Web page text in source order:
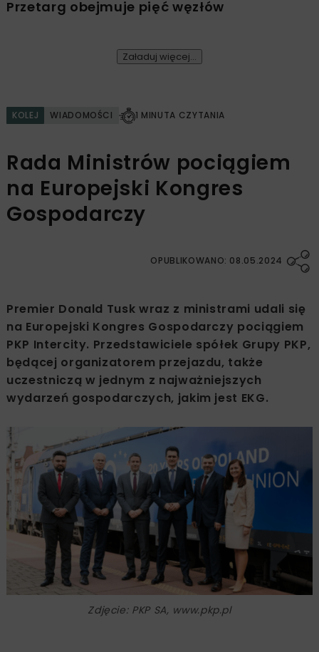
Przetarg obejmuje pięć węzłów
Załaduj więcej...
KOLEJ WIADOMOŚCI 1 MINUTA CZYTANIA
Rada Ministrów pociągiem
na Europejski Kongres
Gospodarczy
OPUBLIKOWANO: 08.05.2024
Premier Donald Tusk wraz z ministrami udali się
na Europejski Kongres Gospodarczy pociągiem
PKP Intercity. Przedstawiciele spółek Grupy PKP,
będącej organizatorem przejazdu, także
uczestniczą w jednym z najważniejszych
wydarzeń gospodarczych, jakim jest EKG.
Zdjęcie: PKP SA, www.pkp.pl